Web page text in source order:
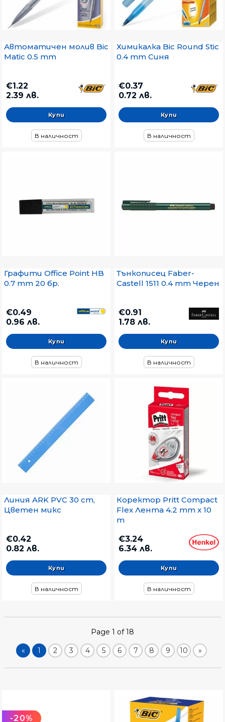
Автоматичен молив Bic
Matic 0.5 mm
€1.22
2.39 лв.
В наличност
Химикалка Bic Round Stic
0.4 mm Синя
€0.37
0.72 лв.
В наличност
Графити Office Point HB
0.7 mm 20 бр.
€0.49
0.96 лв.
В наличност
Тънкописец Faber-
Castell 1511 0.4 mm Черен
€0.91
1.78 лв.
В наличност
Линия ARK PVC 30 cm,
Цветен микс
€0.42
0.82 лв.
В наличност
Коректор Pritt Compact
Flex Лента 4.2 mm x 10
m
€3.24
6.34 лв.
В наличност
Page 1 of 18
« 1 2 3 4 5 6 7 8 9 10 »
-20%